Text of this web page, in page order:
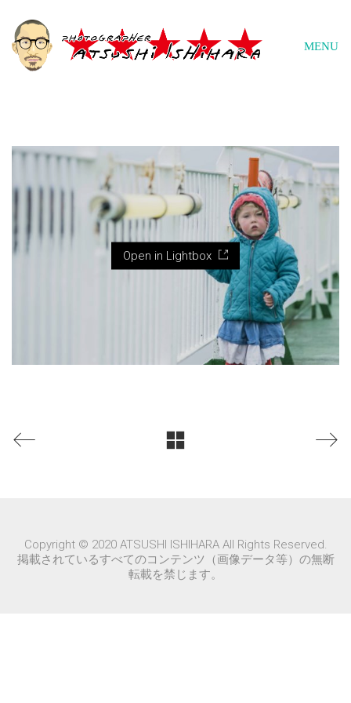
MENU
Open in Lightbox
Copyright © 2020 ATSUSHI ISHIHARA All Rights Reserved.
掲載されているすべてのコンテンツ（画像データ等）の無断
転載を禁じます。